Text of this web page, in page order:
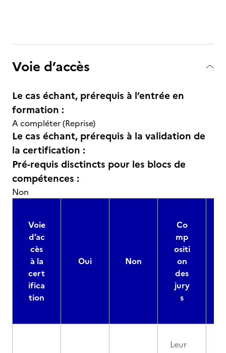
Voie d’accès
Le cas échant, prérequis à l’entrée en
formation :
A compléter (Reprise)
Le cas échant, prérequis à la validation de
la certification :
Pré-requis disctincts pour les blocs de
compétences :
Non
Voie
d’ac
cès
à la
cert
ifica
tion
Oui Non
Co
mp
ositi
on
des
jury
s
Leur